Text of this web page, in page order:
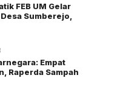
FEB UM Gelar
Sumberejo,
Empat
Raperda Sampah